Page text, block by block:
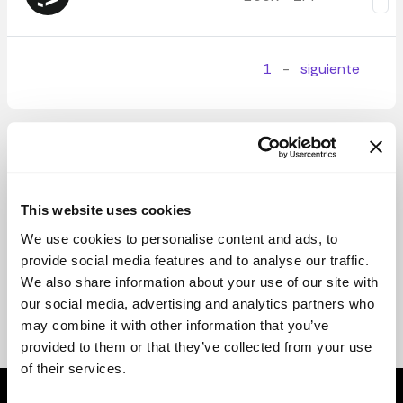
This website uses cookies
We use cookies to personalise content and ads, to
provide social media features and to analyse our traffic.
We also share information about your use of our site with
our social media, advertising and analytics partners who
may combine it with other information that you’ve
provided to them or that they’ve collected from your use
of their services.
1 - siguiente